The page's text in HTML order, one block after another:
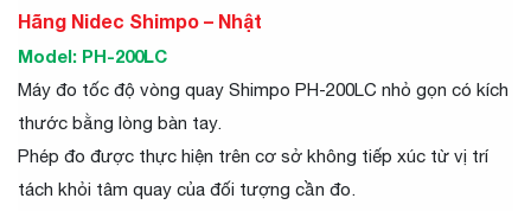
Hãng Nidec Shimpo – Nhật
Model: PH-200LC
Máy đo tốc độ vòng quay Shimpo PH-200LC nhỏ gọn có kích
thước bằng lòng bàn tay.
Phép đo được thực hiện trên cơ sở không tiếp xúc từ vị trí
tách khỏi tâm quay của đối tượng cần đo.